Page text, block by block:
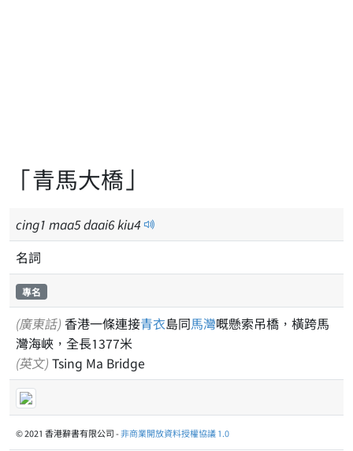
「青馬大橋」
cing1 maa5daai6kiu4
名詞
專名
(廣東話) 香港一條連接青衣島同馬灣嘅懸索吊橋，橫跨馬
灣海峽，全長1377米
(英文) Tsing Ma Bridge
© 2021 香港辭書有限公司 -非商業開放資料授權協議 1.0